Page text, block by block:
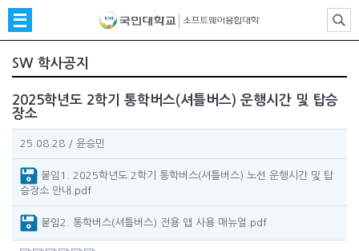
SW 학사공지
2025학년도 2학기 통학버스(셔틀버스) 운행시간 및 탑승
장소
25.08.28 / 윤승민
붙임1. 2025학년도 2학기 통학버스(셔틀버스) 노선 운행시간 및 탑
승장소 안내.pdf
붙임2. 통학버스(셔틀버스) 전용 앱 사용 매뉴얼.pdf